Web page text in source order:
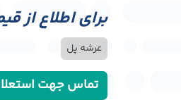
برای اطلاع از
عرشه پل
تماس جهت